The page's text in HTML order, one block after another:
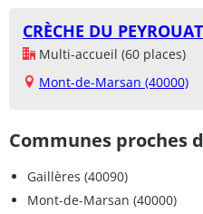
CRÈCHE DU
Multi-accueil (60 places)
Mont-de-Marsan (40000)
Communes proches
Gaillères (40090)
Mont-de-Marsan (40000)